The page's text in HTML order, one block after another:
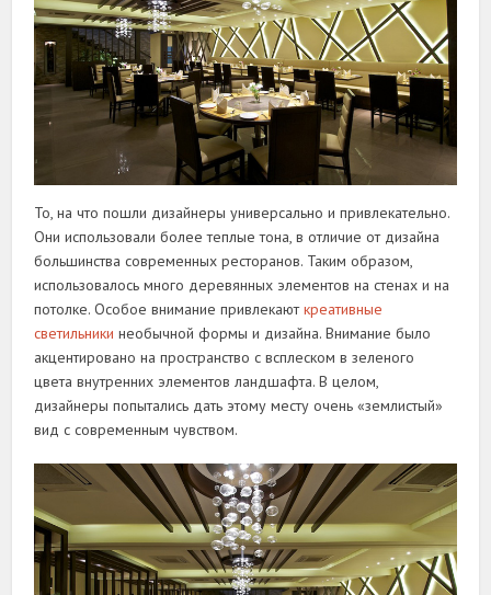
То, на что пошли дизайнеры универсально и привлекательно.
Они использовали более теплые тона, в отличие от дизайна
большинства современных ресторанов. Таким образом,
использовалось много деревянных элементов на стенах и на
потолке. Особое внимание привлекаюткреативные
светильники необычной формы и дизайна. Внимание было
акцентировано на пространство с всплеском в зеленого
цвета внутренних элементов ландшафта. В целом,
дизайнеры попытались дать этому месту очень «землистый»
вид с современным чувством.